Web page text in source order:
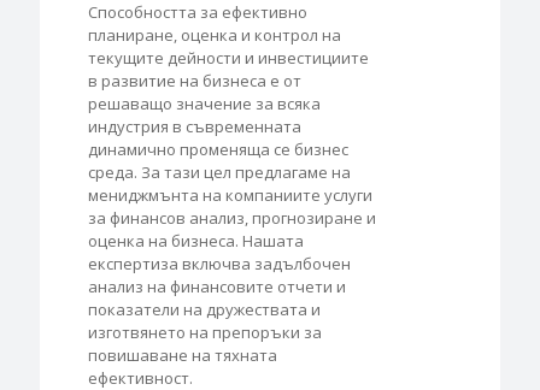
Способността за ефективно
планиране, оценка и контрол на
текущите дейности и инвестициите
в развитие на бизнеса е от
решаващо значение за всяка
индустрия в съвременната
динамично променяща се бизнес
среда. За тази цел предлагаме на
мениджмънта на компаниите услуги
за финансов анализ, прогнозиране и
оценка на бизнеса. Нашата
експертиза включва задълбочен
анализ на финансовите отчети и
показатели на дружествата и
изготвянето на препоръки за
повишаване на тяхната
ефективност.